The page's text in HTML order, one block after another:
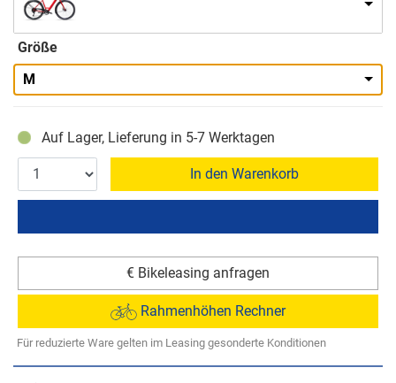
Größe
M
Auf Lager, Lieferung in 5-7 Werktagen
In den Warenkorb
€ Bikeleasing anfragen
Rahmenhöhen Rechner
Für reduzierte Ware gelten im Leasing gesonderte Konditionen